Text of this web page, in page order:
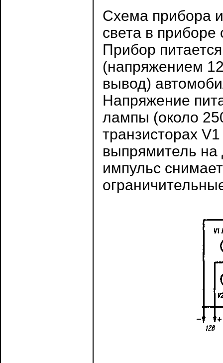
Схема прибора
света в
Прибор
(напряжением
вывод)
Напряжение
лампы (около
транзисторах
выпрямитель
импульс